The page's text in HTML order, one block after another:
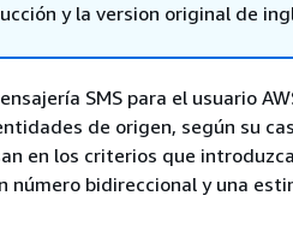
y la version original de
SMS para el usuario
de origen, según su
en los criterios que
número bidireccional y una